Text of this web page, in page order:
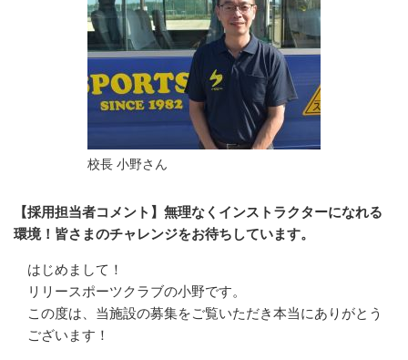
校長 小野さん
【採用担当者コメント】無理なくインストラクターになれる
環境！皆さまのチャレンジをお待ちしています。
はじめまして！
リリースポーツクラブの小野です。
この度は、当施設の募集をご覧いただき本当にありがとう
ございます！